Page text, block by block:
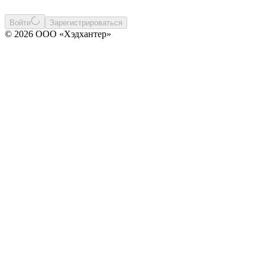
Войти Зарегистрироваться
© 2026 ООО «Хэдхантер»